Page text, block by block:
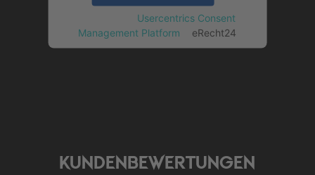
Usercentrics Consent
Management Platform
eRecht24
KUNDENBEWERTUNGEN